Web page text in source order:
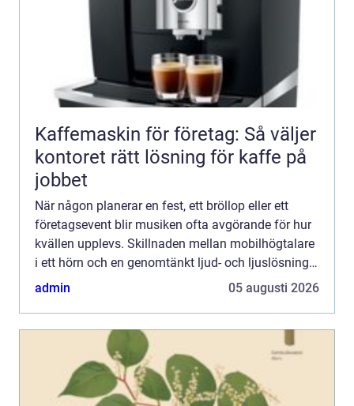
Kaffemaskin för företag: Så väljer
kontoret rätt lösning för kaffe på
jobbet
När någon planerar en fest, ett bröllop eller ett
företagsevent blir musiken ofta avgörande för hur
kvällen upplevs. Skillnaden mellan mobilhögtalare
i ett hörn och en genomtänkt ljud- och ljuslösning
är enorm. Den som väljer att Hyra DJ utrustning i...
admin 05 augusti 2026